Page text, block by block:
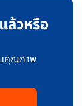
วหรือ
นคุณภาพ